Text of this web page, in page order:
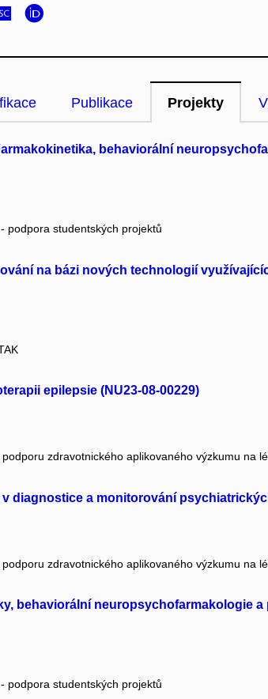
Publikace Projekty
behaviorální
podpora studentských projektů
na bázi nových technologií
epilepsie (NU23-08-00229)
zdravotnického aplikovaného výzkumu na
a monitorování
zdravotnického aplikovaného výzkumu na
behaviorální neuropsychofarmakologie
podpora studentských projektů